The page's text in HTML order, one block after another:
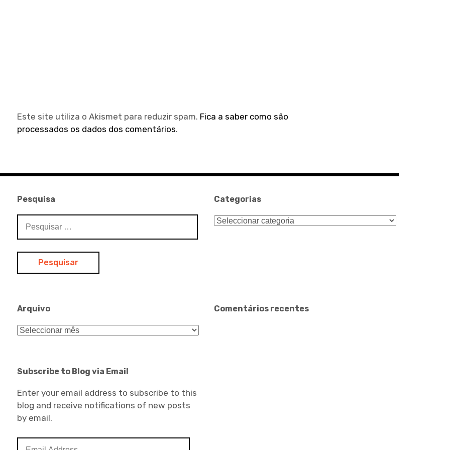
Este site utiliza o Akismet para reduzir spam. Fica a saber como são
processados os dados dos comentários.
Pesquisa
por:
Categorias
Categorias
Arquivo
Arquivo
Comentários recentes
Subscribe to Blog via Email
Enter your email address to subscribe to this
blog and receive notifications of new posts
by email.